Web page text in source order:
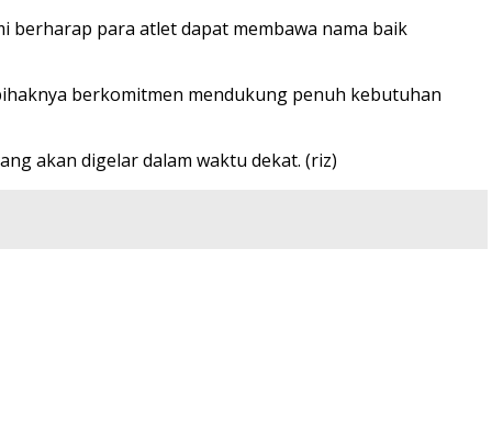
berharap para atlet dapat membawa nama baik
berkomitmen mendukung penuh kebutuhan
akan digelar dalam waktu dekat. (riz)